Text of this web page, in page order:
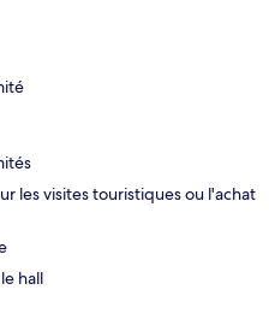
les visites touristiques ou l'achat
hall